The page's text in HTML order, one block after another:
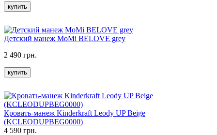
купить
Детский манеж MoMi BELOVE grey
2 490 грн.
купить
Кровать-манеж Kinderkraft Leody UP Beige
(KCLEODUPBEG0000)
4 590 грн.